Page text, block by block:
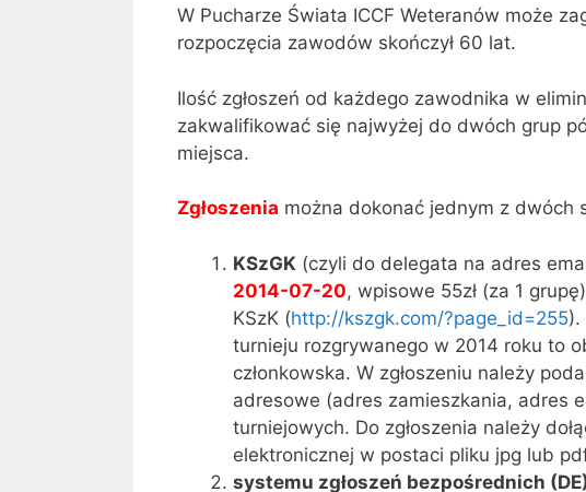
W Pucharze Świata ICCF Weteranów może
rozpoczęcia zawodów skończył 60 lat.
Ilość zgłoszeń od każdego zawodnika w
zakwalifikować się najwyżej do dwóch grup
miejsca.
Zgłoszenia można dokonać jednym z dwóch
KSzGK (czyli do delegata na adres
2014-07-20, wpisowe 55zł (za 1
KSzK (http://kszgk.com/?page_id=255).
turnieju rozgrywanego w 2014 roku to
członkowska. W zgłoszeniu należy
adresowe (adres zamieszkania, adres
turniejowych. Do zgłoszenia należy
elektronicznej w postaci pliku jpg lub
systemu zgłoszeń bezpośrednich